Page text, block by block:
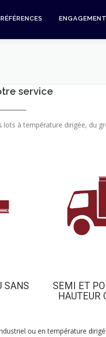
RÉFÉRENCES
service
à température dirigée, du
SANS
SEMI ET
HAUTEUR
ou en température